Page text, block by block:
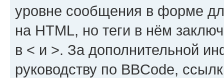
уровне сообщения в форме
на HTML, но теги в нём
в < и >. За дополнительной
руководству по BBCode,